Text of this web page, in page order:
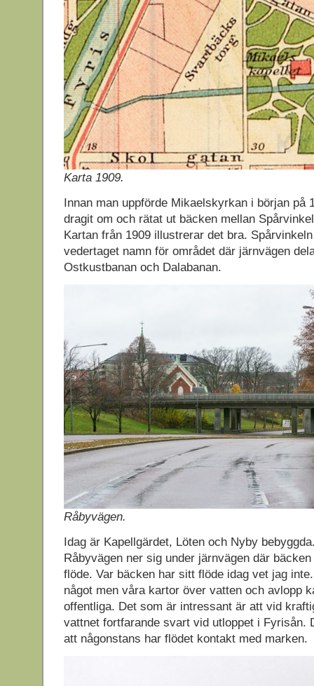
Karta 1909.
Innan man uppförde Mikaelskyrkan i början på
dragit om och rätat ut bäcken mellan
Kartan från 1909 illustrerar det bra.
vedertaget namn för området där järnvägen
Ostkustbanan och Dalabanan.
Råbyvägen.
Idag är Kapellgärdet, Löten och Nyby
Råbyvägen ner sig under järnvägen där
flöde. Var bäcken har sitt flöde idag vet jag
något men våra kartor över vatten och avlopp
offentliga. Det som är intressant är att vid
vattnet fortfarande svart vid utloppet i Fyrisån.
att någonstans har flödet kontakt med marken.